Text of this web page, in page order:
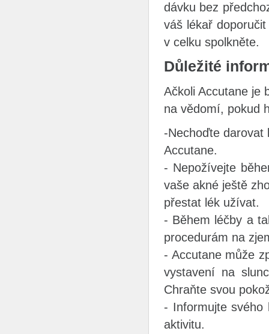
dávku bez
váš lékař
v celku spolkněte.
Důležité
Ačkoli Accutane je
na vědomí, pokud
-Nechoďte
Accutane.
- Nepožívejte
vaše akné ještě
přestat lék užívat.
- Během léčby a
procedurám na
- Accutane může
vystavení na
Chraňte svou
- Informujte svého
aktivitu.